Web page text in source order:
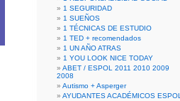
1 SEGURIDAD
1 SUEÑOS
1 TÉCNICAS DE ESTUDIO
1 TED + recomendados
1 UN AÑO ATRAS
1 YOU LOOK NICE TODAY
ABET / ESPOL 2011 2010 2009
2008
Autismo + Asperger
AYUDANTES ACADÉMICOS ESPOL